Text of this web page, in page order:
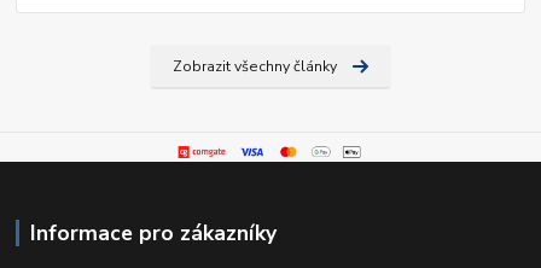
Zobrazit všechny články
Informace pro zákazníky